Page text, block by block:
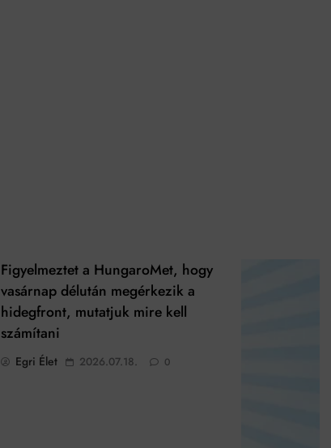
Figyelmeztet a HungaroMet, hogy
vasárnap délután megérkezik a
hidegfront, mutatjuk mire kell
számítani
Egri Élet 2026.07.18. 0